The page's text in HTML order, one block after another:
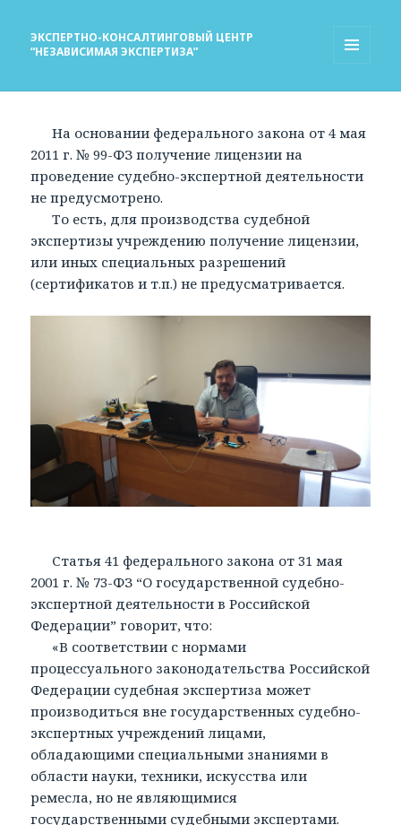
ЭКСПЕРТНО-КОНСАЛТИНГОВЫЙ ЦЕНТР
“НЕЗАВИСИМАЯ ЭКСПЕРТИЗА”
На основании федерального закона от 4 мая
2011 г. № 99-ФЗ получение лицензии на
проведение судебно-экспертной деятельности
не предусмотрено.
То есть, для производства судебной
экспертизы учреждению получение лицензии,
или иных специальных разрешений
(сертификатов и т.п.) не предусматривается.
Статья 41 федерального закона от 31 мая
2001 г. № 73-ФЗ “О государственной судебно-
экспертной деятельности в Российской
Федерации” говорит, что:
«В соответствии с нормами
процессуального законодательства Российской
Федерации судебная экспертиза может
производиться вне государственных судебно-
экспертных учреждений лицами,
обладающими специальными знаниями в
области науки, техники, искусства или
ремесла, но не являющимися
государственными судебными экспертами.